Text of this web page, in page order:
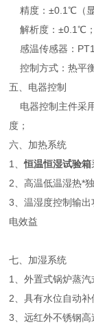
精度：±0.1℃（显
解析度：±0.1℃；
感温传感器：
控制方式：热平
五、电器控制
电器控制主件采
度；
六、加热系统
1、恒温恒湿试验箱
2、高温低温湿热*
3、温湿度控制输
电效益
七、加湿系统
1、外置式锅炉蒸
2、具有水位自动
3、远红外不锈钢高